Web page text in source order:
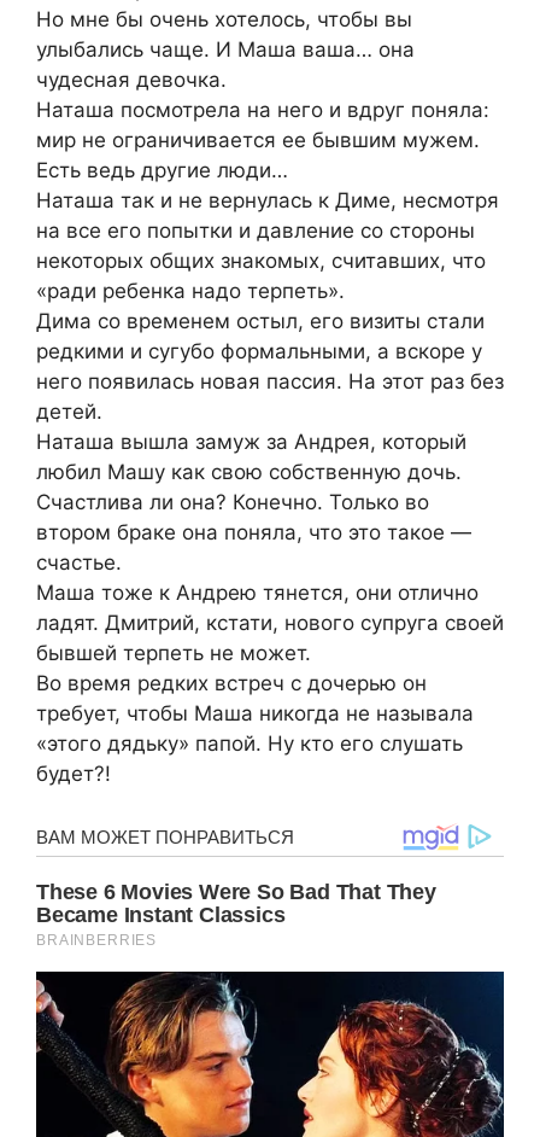
Но мне бы очень хотелось, чтобы вы
улыбались чаще. И Маша ваша… она
чудесная девочка.
Наташа посмотрела на него и вдруг поняла:
мир не ограничивается ее бывшим мужем.
Есть ведь другие люди…
Наташа так и не вернулась к Диме, несмотря
на все его попытки и давление со стороны
некоторых общих знакомых, считавших, что
«ради ребенка надо терпеть».
Дима со временем остыл, его визиты стали
редкими и сугубо формальными, а вскоре у
него появилась новая пассия. На этот раз без
детей.
Наташа вышла замуж за Андрея, который
любил Машу как свою собственную дочь.
Счастлива ли она? Конечно. Только во
втором браке она поняла, что это такое —
счастье.
Маша тоже к Андрею тянется, они отлично
ладят. Дмитрий, кстати, нового супруга своей
бывшей терпеть не может.
Во время редких встреч с дочерью он
требует, чтобы Маша никогда не называла
«этого дядьку» папой. Ну кто его слушать
будет?!